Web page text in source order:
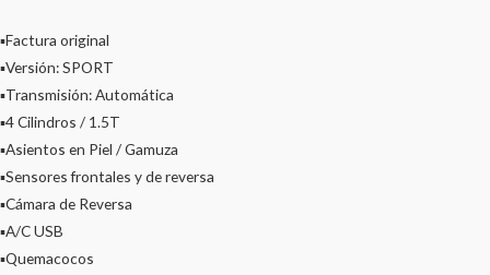
▪️Factura original
▪️Versión: SPORT
▪️Transmisión: Automática
▪️4 Cilindros / 1.5T
▪️Asientos en Piel / Gamuza
▪️Sensores frontales y de reversa
▪️Cámara de Reversa
▪️A/C USB
▪️Quemacocos